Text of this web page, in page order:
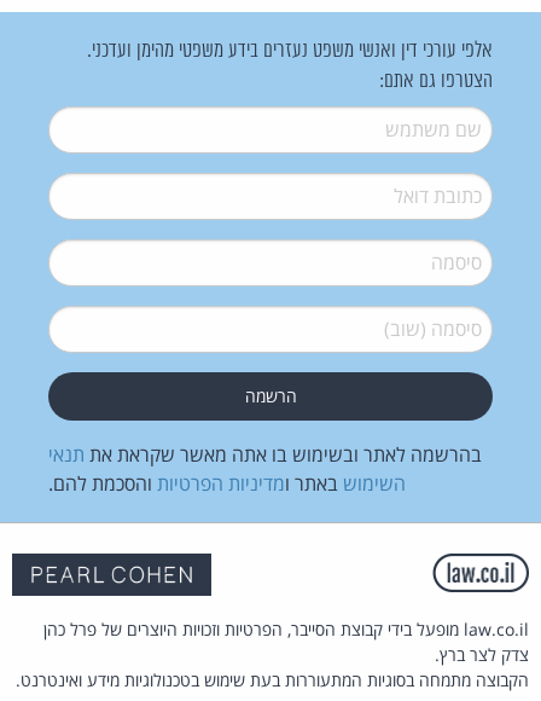
אלפי עורכי דין ואנשי משפט נעזרים בידע משפטי מהימן ועדכני.
הצטרפו גם אתם:
שם משתמש*
דואל*
סיסמה*
סיסמה (שוב)*
בהרשמה לאתר ובשימוש בו אתה מאשר שקראת את תנאי
השימוש באתר ומדיניות הפרטיות והסכמת להם.
law.co.il מופעל בידי קבוצת הסייבר, הפרטיות וזכויות היוצרים של פרל כהן
צדק לצר ברץ.
הקבוצה מתמחה בסוגיות המתעוררות בעת שימוש בטכנולוגיות מידע ואינטרנט.